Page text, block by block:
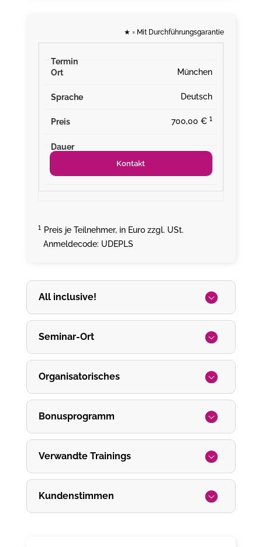
★ = Mit Durchführungsgarantie
München
Deutsch
700,00 € ¹
Kontakt
¹ Preis je Teilnehmer, in Euro zzgl. USt.
Anmeldecode: UDEPLS
All inclusive!
Seminar-Ort
Organisatorisches
Bonusprogramm
Verwandte Trainings
Kundenstimmen